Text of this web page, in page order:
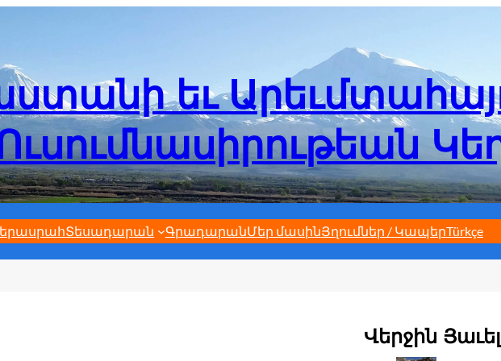
եւ
Տեսադարան ԳրադարանՄեր մասինՅղումներ / ԿապերTürkçe
Վերջին